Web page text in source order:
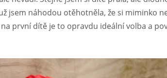
jsem náhodou otěhotněla, že si miminko
první dítě je to opravdu ideální volba a